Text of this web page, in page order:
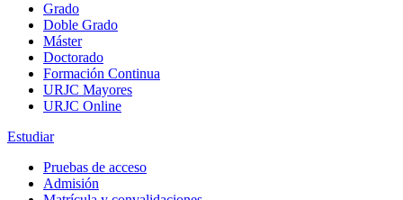
Grado
Doble Grado
Máster
Doctorado
Formación Continua
URJC Mayores
URJC Online
Estudiar
Pruebas de acceso
Admisión